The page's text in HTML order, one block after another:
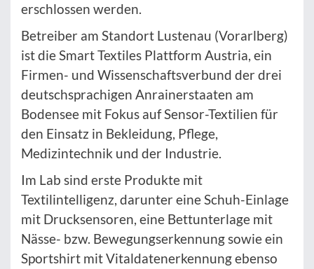
erschlossen werden.
Betreiber am Standort Lustenau (Vorarlberg)
ist die Smart Textiles Plattform Austria, ein
Firmen- und Wissenschaftsverbund der drei
deutschsprachigen Anrainerstaaten am
Bodensee mit Fokus auf Sensor-Textilien für
den Einsatz in Bekleidung, Pflege,
Medizintechnik und der Industrie.
Im Lab sind erste Produkte mit
Textilintelligenz, darunter eine Schuh-Einlage
mit Drucksensoren, eine Bettunterlage mit
Nässe- bzw. Bewegungserkennung sowie ein
Sportshirt mit Vitaldatenerkennung ebenso